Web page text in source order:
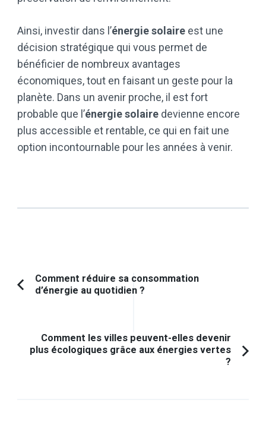
Ainsi, investir dans l’énergie solaire est une
décision stratégique qui vous permet de
bénéficier de nombreux avantages
économiques, tout en faisant un geste pour la
planète. Dans un avenir proche, il est fort
probable que l’énergie solaire devienne encore
plus accessible et rentable, ce qui en fait une
option incontournable pour les années à venir.
Navigation
d'article
Article
Comment réduire sa consommation
d’énergie au quotidien ?
Comment les villes peuvent-elles devenir
plus écologiques grâce aux énergies vertes
?